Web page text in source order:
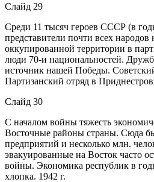
Слайд 29
Среди 11 тысяч героев СССР (в
представители почти всех
оккупированной территории в
люди 70-и национальностей.
источник нашей Победы.
Партизанский отряд в
Слайд 30
С началом войны тяжесть
Восточные районы страны. Сюда
предприятий и несколько млн.
эвакуированные на Восток часто
войны. Экономика республик в
хлопка. 1942 г.